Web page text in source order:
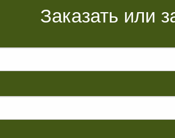
Заказать или